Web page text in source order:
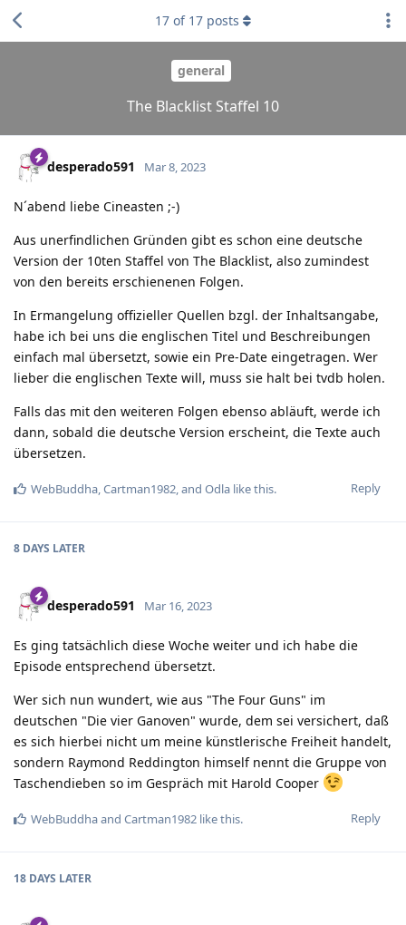
general
The Blacklist Staffel 10
17 of 17 posts
desperado591 Mar 8, 2023
N´abend liebe Cineasten ;-)
Aus unerfindlichen Gründen gibt es schon eine deutsche
Version der 10ten Staffel von The Blacklist, also zumindest
von den bereits erschienenen Folgen.
In Ermangelung offizieller Quellen bzgl. der Inhaltsangabe,
habe ich bei uns die englischen Titel und Beschreibungen
einfach mal übersetzt, sowie ein Pre-Date eingetragen. Wer
lieber die englischen Texte will, muss sie halt bei tvdb holen.
Falls das mit den weiteren Folgen ebenso abläuft, werde ich
dann, sobald die deutsche Version erscheint, die Texte auch
übersetzen.
Reply
WebBuddha,Cartman1982, and Odla like this.
8 DAYS LATER
desperado591 Mar 16, 2023
Es ging tatsächlich diese Woche weiter und ich habe die
Episode entsprechend übersetzt.
Wer sich nun wundert, wie aus "The Four Guns" im
deutschen "Die vier Ganoven" wurde, dem sei versichert, daß
es sich hierbei nicht um meine künstlerische Freiheit handelt,
sondern Raymond Reddington himself nennt die Gruppe von
Taschendieben so im Gespräch mit Harold Cooper
Reply
WebBuddhaand Cartman1982 like this.
18 DAYS LATER